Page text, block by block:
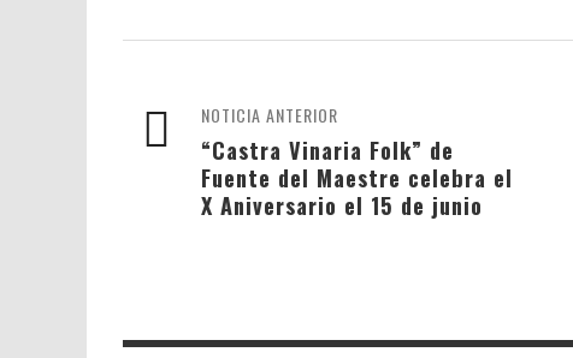
NOTICIA ANTERIOR
“Castra Vinaria Folk” de
Fuente del Maestre celebra el
X Aniversario el 15 de junio